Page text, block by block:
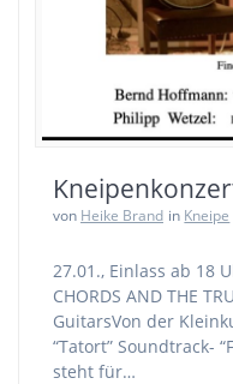
von Heike Brand in Kneipe
27.01., Einlass ab 18
CHORDS AND THE
GuitarsVon der
“Tatort” Soundtrack-
steht für…